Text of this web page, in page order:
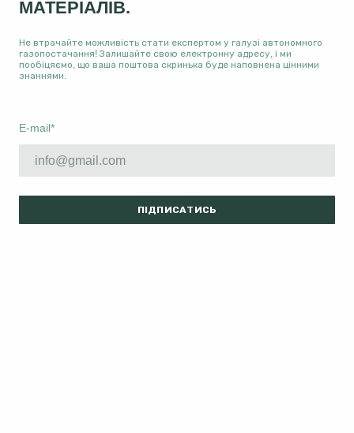
МАТЕРІАЛІВ.
Не втрачайте можливість стати експертом у галузі автономного
газопостачання! Залишайте свою електронну адресу, і ми
пообіцяємо, що ваша поштова скринька буде наповнена цінними
знаннями.
E-mail*
ПІДПИСАТИСЬ